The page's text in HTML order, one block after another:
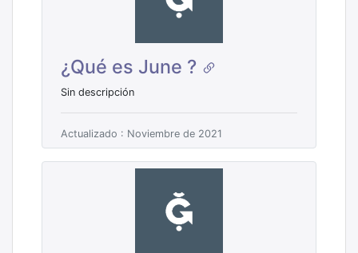
¿Qué es June ?
Sin descripción
Actualizado : Noviembre de 2021